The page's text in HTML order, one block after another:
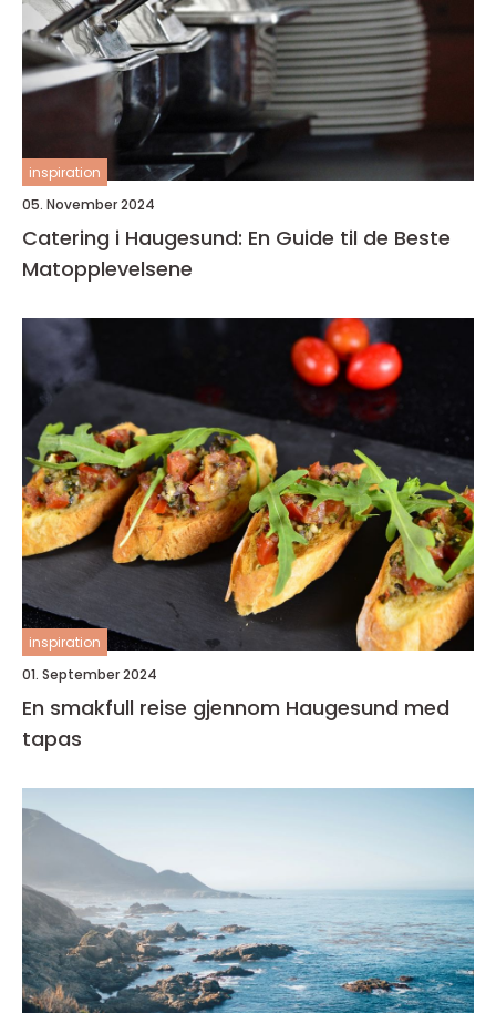
inspiration
05. November 2024
Catering i Haugesund: En Guide til de Beste
Matopplevelsene
inspiration
01. September 2024
En smakfull reise gjennom Haugesund med
tapas